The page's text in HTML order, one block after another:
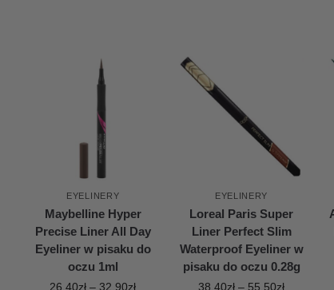
EYELINERY
Maybelline Hyper
Precise Liner All Day
Eyeliner w pisaku do
oczu 1ml
26,40zł – 32,90zł
EYELINERY
Loreal Paris Super
Liner Perfect Slim
Waterproof Eyeliner w
pisaku do oczu 0.28g
38,40zł – 55,50zł